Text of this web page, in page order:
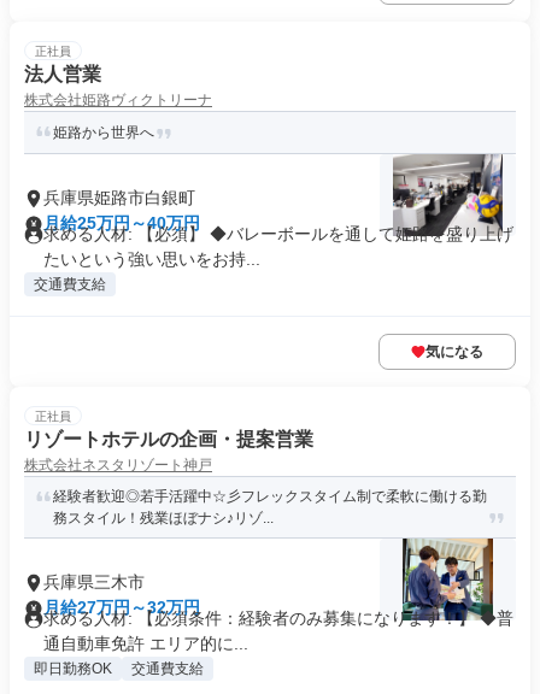
正社員
法人営業
株式会社姫路ヴィクトリーナ
姫路から世界へ
兵庫県姫路市白銀町
月給25万円～40万円
求める人材: 【必須】 ◆バレーボールを通して姫路を盛り上げ
たいという強い思いをお持...
交通費支給
気になる
正社員
リゾートホテルの企画・提案営業
株式会社ネスタリゾート神戸
経験者歓迎◎若手活躍中☆彡フレックスタイム制で柔軟に働ける勤
務スタイル！残業ほぼナシ♪リゾ...
兵庫県三木市
月給27万円～32万円
求める人材: 【必須条件：経験者のみ募集になります！】 ◆普
通自動車免許 エリア的に...
即日勤務OK 交通費支給